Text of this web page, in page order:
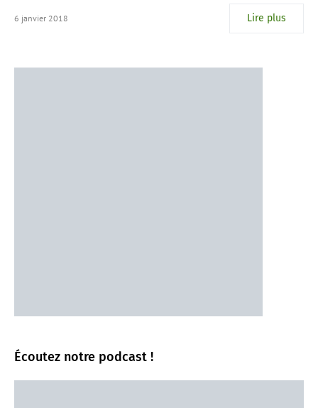
6 janvier 2018 Lire plus
Écoutez notre podcast !